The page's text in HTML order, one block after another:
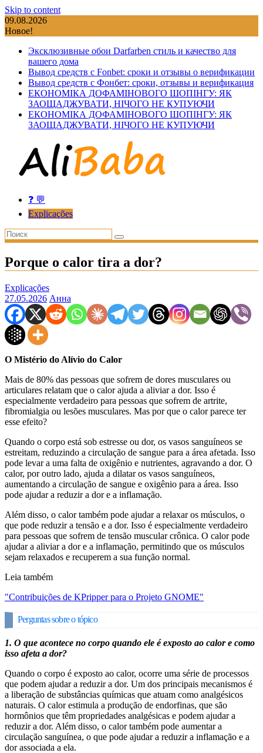
Skip to content
09.08.2026
Новое!
Эксклюзивные обои Darfarben стиль и качество для
вашего дома
Вывод средств с Fonbet: сроки и отзывы о верификации
Вывод средств с Фонбет: сроки, отзывы и верификация
ЕКОНОМІКА ДОФАМІНОВОГО ШОПІНГУ: ЯК
ЗАОЩАДЖУВАТИ, НІЧОГО НЕ КУПУЮЧИ
ЕКОНОМІКА ДОФАМІНОВОГО ШОПІНГУ: ЯК
ЗАОЩАДЖУВАТИ, НІЧОГО НЕ КУПУЮЧИ
❓ 💬
Explicações
Porque o calor tira a dor?
Explicações
27.05.2026 Анна
O Mistério do Alívio do Calor
Mais de 80% das pessoas que sofrem de dores musculares ou
articulares relatam que o calor ajuda a aliviar a dor. Isso é
especialmente verdadeiro para pessoas que sofrem de artrite,
fibromialgia ou lesões musculares. Mas por que o calor parece ter
esse efeito?
Quando o corpo está sob estresse ou dor, os vasos sanguíneos se
estreitam, reduzindo a circulação de sangue para a área afetada. Isso
pode levar a uma falta de oxigênio e nutrientes, agravando a dor. O
calor, por outro lado, ajuda a dilatar os vasos sanguíneos,
aumentando a circulação de sangue e oxigênio para a área. Isso
pode ajudar a reduzir a dor e a inflamação.
Além disso, o calor também pode ajudar a relaxar os músculos, o
que pode reduzir a tensão e a dor. Isso é especialmente verdadeiro
para pessoas que sofrem de tensão muscular crônica. O calor pode
ajudar a aliviar a dor e a inflamação, permitindo que os músculos
sejam relaxados e recuperem a sua função normal.
Leia também
"Contribuições de KPripper para o Projeto GNOME"
Perguntas sobre o tópico
1. O que acontece no corpo quando ele é exposto ao calor e como
isso afeta a dor?
Quando o corpo é exposto ao calor, ocorre uma série de processos
que podem ajudar a reduzir a dor. Um dos principais mecanismos é
a liberação de substâncias químicas que atuam como analgésicos
naturais. O calor estimula a produção de endorfinas, que são
hormônios que têm propriedades analgésicas e podem ajudar a
reduzir a dor. Além disso, o calor também pode aumentar a
circulação sanguínea, o que pode ajudar a reduzir a inflamação e a
dor associada a ela.